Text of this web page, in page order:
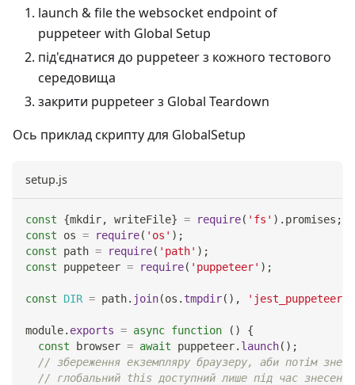
launch & file the websocket endpoint of
puppeteer with Global Setup
під'єднатися до puppeteer з кожного тестового
середовища
закрити puppeteer з Global Teardown
Ось приклад скрипту для GlobalSetup
setup.js
const {mkdir, writeFile} = require( 'fs' ) . promises ;
const os = require( 'os' ) ;
const path = require( 'path' ) ;
const puppeteer = require( 'puppeteer' ) ;
const DIR = path. join(os . tmpdir( ) ,
module. exports = async function ( )
{
const browser = await puppeteer. launch( ) ;
// збереження екземпляру браузеру, аби потім
// глобальний this доступний лише під час